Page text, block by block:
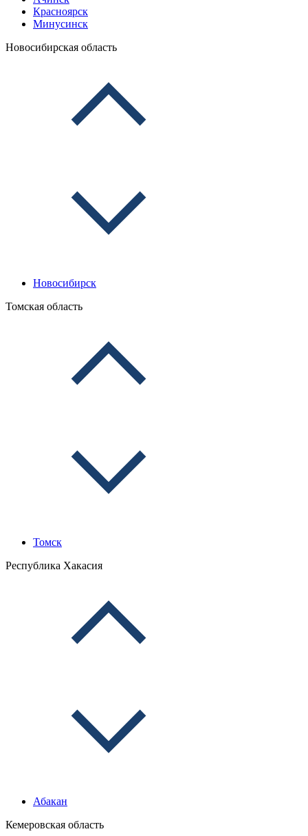
Красноярск
Минусинск
Новосибирская область
Новосибирск
Томская область
Томск
Республика Хакасия
Абакан
Кемеровская область